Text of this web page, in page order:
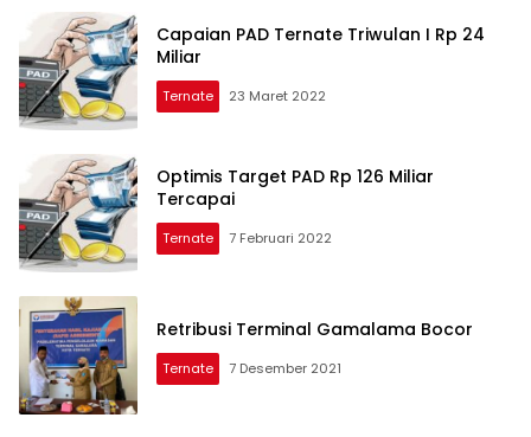
Capaian PAD Ternate Triwulan I Rp 24
Miliar
Ternate 23 Maret 2022
Optimis Target PAD Rp 126 Miliar
Tercapai
Ternate 7 Februari 2022
Retribusi Terminal Gamalama Bocor
Ternate 7 Desember 2021